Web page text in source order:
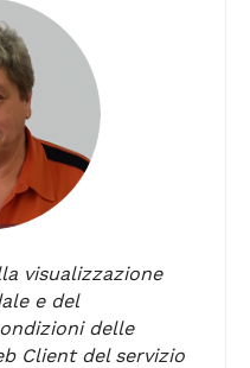
visualizzazione
e del
delle
Client del servizio